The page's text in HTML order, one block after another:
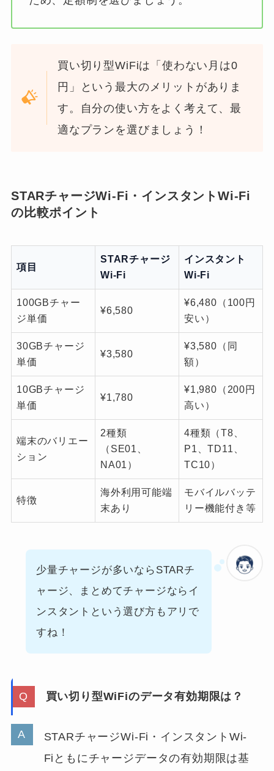
買い切り型WiFiは「使わない月は0
円」という最大のメリットがありま
す。自分の使い方をよく考えて、最
適なプランを選びましょう！
STARチャージWi-Fi・インスタントWi-Fi
の比較ポイント
項目
STARチャージ
Wi-Fi
インスタント
Wi-Fi
100GBチャー
ジ単価
¥6,580
¥6,480（100円
安い）
30GBチャージ
単価
¥3,580
¥3,580（同
額）
10GBチャージ
単価
¥1,780
¥1,980（200円
高い）
端末のバリエー
ション
2種類
（SE01、
NA01）
4種類（T8、
P1、TD11、
TC10）
特徴
海外利用可能端
末あり
モバイルバッテ
リー機能付き等
少量チャージが多いならSTARチ
ャージ、まとめてチャージならイ
ンスタントという選び方もアリで
すね！
買い切り型WiFiのデータ有効期限は？
STARチャージWi-Fi・インスタントWi-
Fiともにチャージデータの有効期限は基